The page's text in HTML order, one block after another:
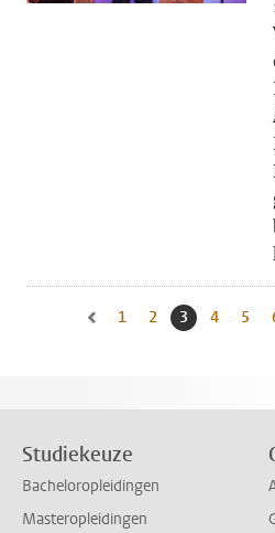
Naar vorige pagina, pagina 2
Naar pagina
1 Naar pagina
2 Huidige
3 Naar
4 5
Studiekeuze
Bacheloropleidingen
Masteropleidingen